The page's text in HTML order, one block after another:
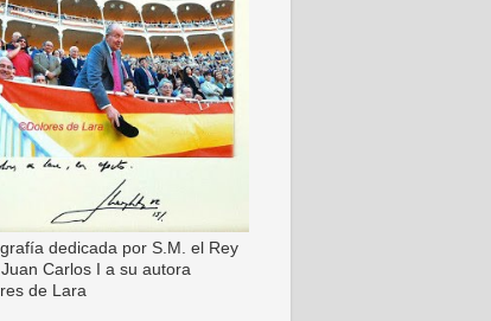
dedicada por S.M. el Rey
Carlos I a su autora
de Lara